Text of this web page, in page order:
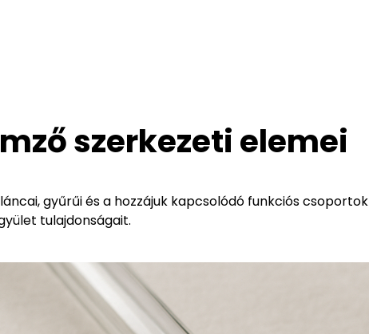
szerkezeti elemei
gyűrűi és a hozzájuk kapcsolódó funkciós csoportok
tulajdonságait.